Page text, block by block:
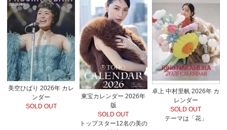
美空ひばり 2026年 カレ
ンダー
SOLD OUT
東宝カレンダー 2026年
版
SOLD OUT
トップスター12名の美の
卓上 中村里帆 2026年 カ
レンダー
SOLD OUT
テーマは「花」